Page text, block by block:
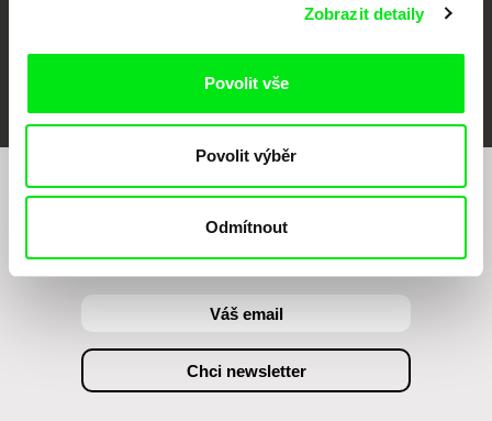
Zobrazit detaily
Povolit vše
Povolit výběr
Odmítnout
Chcete být pravidelně informováni o našem
filmovém programu?